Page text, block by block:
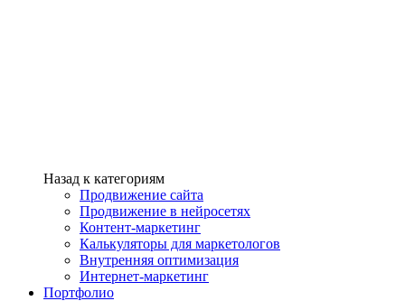
Назад к категориям
Продвижение сайта
Продвижение в нейросетях
Контент-маркетинг
Калькуляторы для маркетологов
Внутренняя оптимизация
Интернет-маркетинг
Портфолио